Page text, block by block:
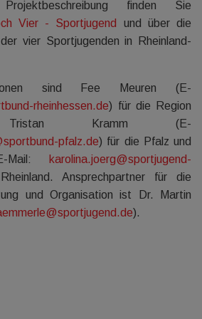
finden Sie
Vier - Sportjugend
und über die
vier Sportjugenden in Rheinland-
sind Fee Meuren (E-
rheinhessen.de) für die Region
Tristan Kramm (E-
pfalz.de) für die Pfalz und
Mail:
karolina.joerg@sportjugend-
Ansprechpartner für die
und Organisation ist Dr. Martin
).